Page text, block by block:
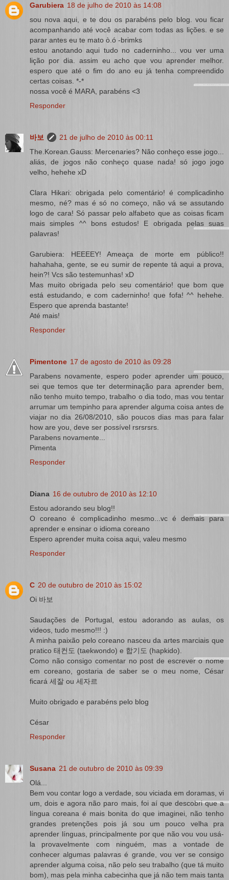
Garubiera 18 de julho de 2010 às 14:08
sou nova aqui, e te dou os parabéns pelo blog. vou ficar
acompanhando até você acabar com todas as lições. e se
parar antes eu te mato ò.ó -brimks
estou anotando aqui tudo no caderninho... vou ver uma
lição por dia. assim eu acho que vou aprender melhor.
espero que até o fim do ano eu já tenha compreendido
certas coisas. *-*
nossa você é MARA, parabéns <3
Responder
바보
21 de julho de 2010 às 00:11
The.Korean.Gauss: Mercenaries? Não conheço esse jogo...
aliás, de jogos não conheço quase nada! só jogo jogo
velho, hehehe xD
Clara Hikari: obrigada pelo comentário! é complicadinho
mesmo, né? mas é só no começo, não vá se assutando
logo de cara! Só passar pelo alfabeto que as coisas ficam
mais simples ^^ bons estudos! E obrigada pelas suas
palavras!
Garubiera: HEEEEY! Ameaça de morte em público!!
hahahaha, gente, se eu sumir de repente tá aqui a prova,
hein?! Vcs são testemunhas! xD
Mas muito obrigada pelo seu comentário! que bom que
está estudando, e com caderninho! que fofa! ^^ hehehe.
Espero que aprenda bastante!
Até mais!
Responder
Pimentone 17 de agosto de 2010 às 09:28
Parabens novamente, espero poder aprender um pouco,
sei que temos que ter determinação para aprender bem,
não tenho muito tempo, trabalho o dia todo, mas vou tentar
arrumar um tempinho para aprender alguma coisa antes de
viajar no dia 26/08/2010, são poucos dias mas para falar
how are you, deve ser possível rsrsrsrs.
Parabens novamente...
Pimenta
Responder
Diana 16 de outubro de 2010 às 12:10
Estou adorando seu blog!!
O coreano é complicadinho mesmo...vc é demais para
aprender e ensinar o idioma coreano
Espero aprender muita coisa aqui, valeu mesmo
Responder
C 20 de outubro de 2010 às 15:02
Oi 바보
Saudações de Portugal, estou adorando as aulas, os
videos, tudo mesmo!!! :)
A minha paixão pelo coreano nasceu da artes marciais que
pratico 태컨도 (taekwondo) e 합기도 (hapkido).
Como não consigo comentar no post de escrever o nome
em coreano, gostaria de saber se o meu nome, César
ficará 세잘 ou 세자르
Muito obrigado e parabéns pelo blog
César
Responder
Susana 21 de outubro de 2010 às 09:39
Olá...
Bem vou contar logo a verdade, sou viciada em doramas, vi
um, dois e agora não paro mais, foi aí que descobri que a
língua coreana é mais bonita do que imaginei, não tenho
grandes pretenções pois já sou um pouco velha pra
aprender línguas, principalmente por que não vou vou usá-
la provavelmente com ninguém, mas a vontade de
conhecer algumas palavras é grande, vou ver se consigo
aprender alguma coisa, não pelo seu trabalho (que tá muito
bom), mas pela minha cabecinha que já não tem mais tanta